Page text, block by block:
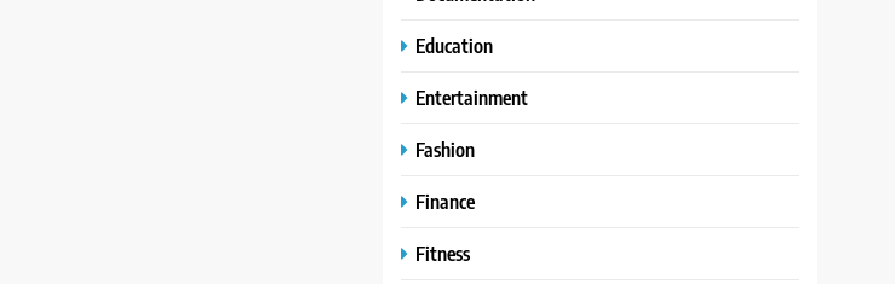
Education
Entertainment
Fashion
Finance
Fitness